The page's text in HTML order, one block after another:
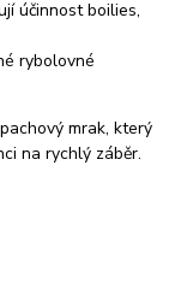
účinnost boilies,
rybolovné
mrak, který
na rychlý záběr.